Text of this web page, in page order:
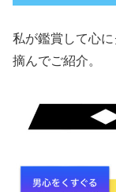
私が鑑賞して心
摘んでご紹介。